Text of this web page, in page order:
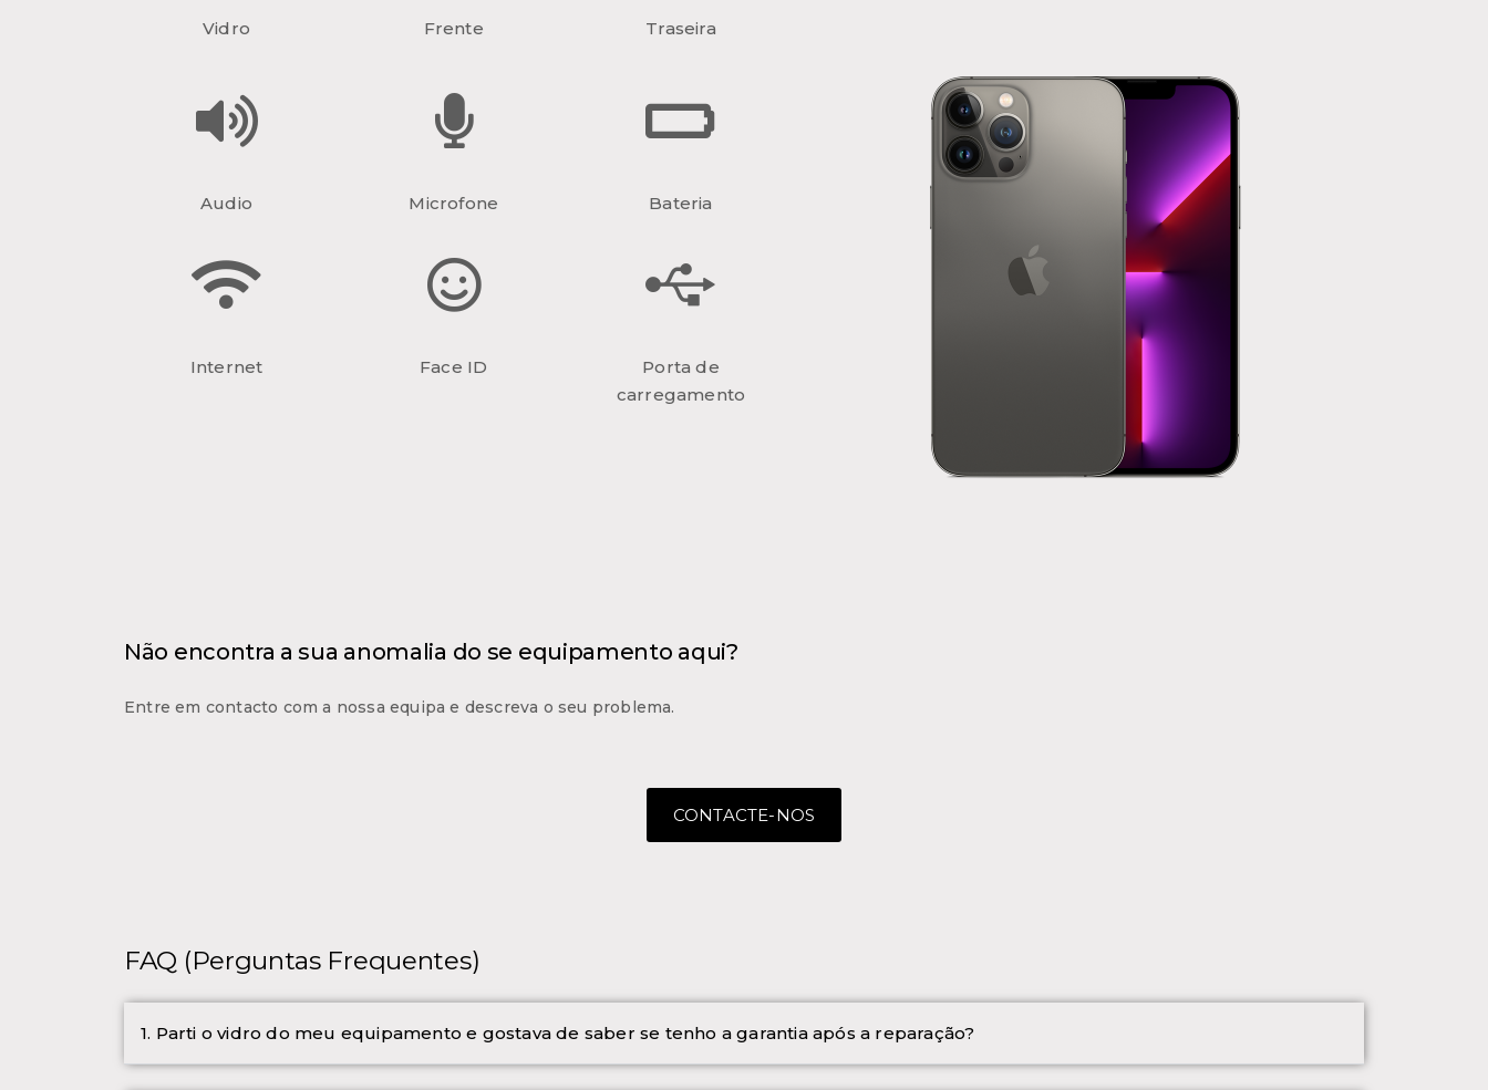
Vidro
Audio
Internet
Frente
Microfone
Face ID
Traseira
Bateria
Porta de
carregamento
Não encontra a sua anomalia do se equipamento aqui?
Entre em contacto com a nossa equipa e descreva o seu problema.
CONTACTE-NOS
FAQ (Perguntas Frequentes)
1. Parti o vidro do meu equipamento e gostava de saber se tenho a garantia após a reparação?